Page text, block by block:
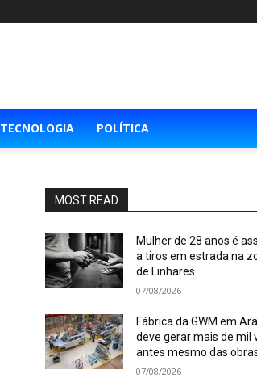
TECNOLOGIA POLÍTICA
MOST READ
Mulher de 28 anos é
a tiros em estrada na
de Linhares
07/08/2026
Fábrica da GWM em
deve gerar mais de mil
antes mesmo das
07/08/2026